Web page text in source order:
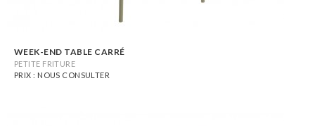
WEEK-END TABLE CARRÉ
PETITE FRITURE
PRIX : NOUS CONSULTER